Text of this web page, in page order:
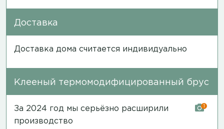
Доставка
Доставка дома считается индивидуально
Клееный термомодифицированный брус
За 2024 год мы серьёзно расширили
производство
1